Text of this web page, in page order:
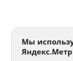
Мы